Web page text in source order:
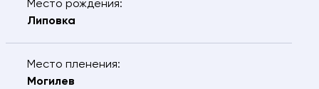
Место рождения:
Липовка
Место пленения:
Могилев
Свяжитесь с нами – мы
поможем найти: